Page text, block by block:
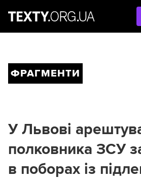
ФРАГМЕНТИ
У Львові
полковника ЗСУ
в поборах із